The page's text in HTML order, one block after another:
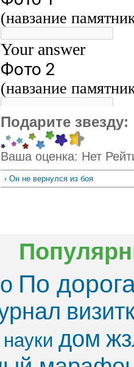
Подарите звезду:
Ваша оценка: Нет
‹ Он не вернулся из боя
По
дом